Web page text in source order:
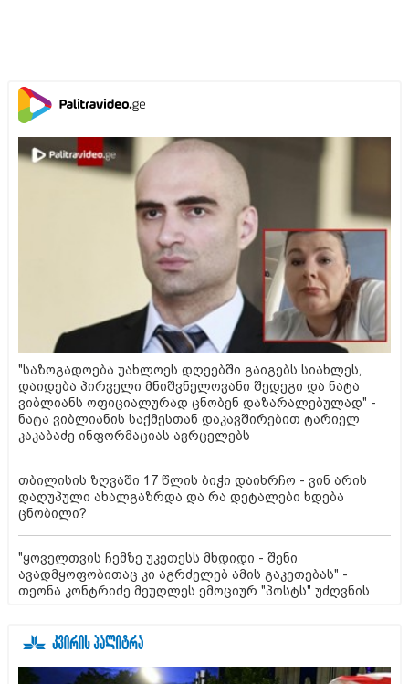
"საზოგადოება უახლოეს დღეებში გაიგებს სიახლეს,
დაიდება პირველი მნიშვნელოვანი შედეგი და ნატა
ვიბლიანს ოფიციალურად ცნობენ დაზარალებულად" -
ნატა ვიბლიანის საქმესთან დაკავშირებით ტარიელ
კაკაბაძე ინფორმაციას ავრცელებს
თბილისის ზღვაში 17 წლის ბიჭი დაიხრჩო - ვინ არის
დაღუპული ახალგაზრდა და რა დეტალები ხდება
ცნობილი?
"ყოველთვის ჩემზე უკეთესს მხდიდი - შენი
ავადმყოფობითაც კი აგრძელებ ამის გაკეთებას" -
თეონა კონტრიძე მეუღლეს ემოციურ "პოსტს" უძღვნის